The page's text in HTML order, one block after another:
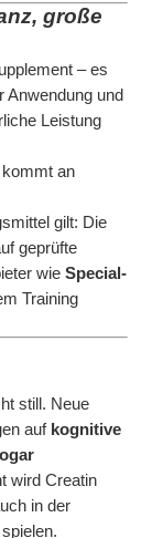
große
– es
Anwendung und
Leistung
an
gilt: Die
geprüfte
wie Special-
Training
still. Neue
auf kognitive
wird Creatin
in der